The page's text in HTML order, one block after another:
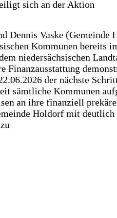
Dennis Vaske (Gemeinde
Kommunen bereits
niedersächsischen
Finanzausstattung
der nächste
sämtliche Kommunen
an ihre finanziell
Holdorf mit deutlich